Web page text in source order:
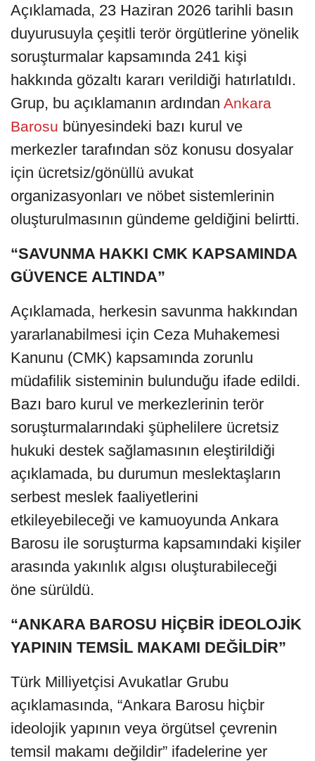
Açıklamada, 23 Haziran 2026 tarihli basın
duyurusuyla çeşitli terör örgütlerine yönelik
soruşturmalar kapsamında 241 kişi
hakkında gözaltı kararı verildiği hatırlatıldı.
Grup, bu açıklamanın ardından Ankara
Barosu bünyesindeki bazı kurul ve
merkezler tarafından söz konusu dosyalar
için ücretsiz/gönüllü avukat
organizasyonları ve nöbet sistemlerinin
oluşturulmasının gündeme geldiğini belirtti.
“SAVUNMA HAKKI CMK KAPSAMINDA
GÜVENCE ALTINDA”
Açıklamada, herkesin savunma hakkından
yararlanabilmesi için Ceza Muhakemesi
Kanunu (CMK) kapsamında zorunlu
müdafilik sisteminin bulunduğu ifade edildi.
Bazı baro kurul ve merkezlerinin terör
soruşturmalarındaki şüphelilere ücretsiz
hukuki destek sağlamasının eleştirildiği
açıklamada, bu durumun meslektaşların
serbest meslek faaliyetlerini
etkileyebileceği ve kamuoyunda Ankara
Barosu ile soruşturma kapsamındaki kişiler
arasında yakınlık algısı oluşturabileceği
öne sürüldü.
“ANKARA BAROSU HİÇBİR İDEOLOJİK
YAPININ TEMSİL MAKAMI DEĞİLDİR”
Türk Milliyetçisi Avukatlar Grubu
açıklamasında, “Ankara Barosu hiçbir
ideolojik yapının veya örgütsel çevrenin
temsil makamı değildir” ifadelerine yer